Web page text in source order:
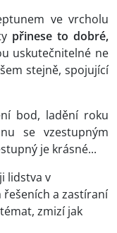
ve vrcholu
přinese to dobré,
uskutečnitelné ne
stejně, spojující
bod, ladění roku
se vzestupným
je krásné...
lidstva v
a zastíraní
zmizí jak